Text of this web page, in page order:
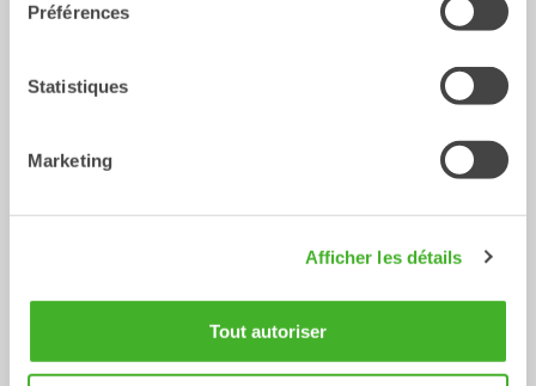
Préférences
Statistiques
Marketing
Afficher les détails
Tout autoriser